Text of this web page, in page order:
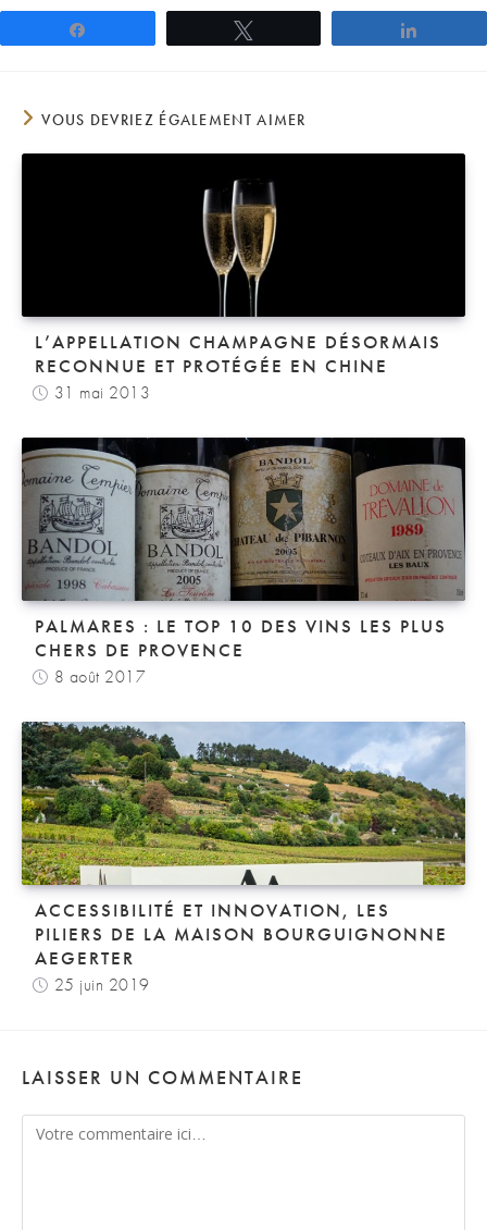
VOUS DEVRIEZ ÉGALEMENT AIMER
L’APPELLATION CHAMPAGNE DÉSORMAIS
RECONNUE ET PROTÉGÉE EN CHINE
31 mai 2013
PALMARES : LE TOP 10 DES VINS LES PLUS
CHERS DE PROVENCE
8 août 2017
ACCESSIBILITÉ ET INNOVATION, LES
PILIERS DE LA MAISON BOURGUIGNONNE
AEGERTER
25 juin 2019
LAISSER UN COMMENTAIRE
Comment